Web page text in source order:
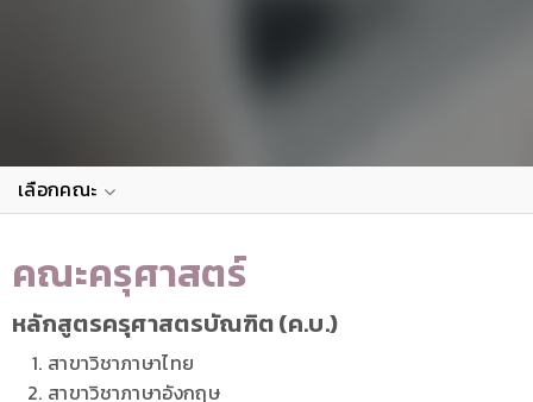
เลือกคณะ
คณะครุศาสตร์
หลักสูตรครุศาสตรบัณฑิต (ค.บ.)
สาขาวิชาภาษาไทย
สาขาวิชาภาษาอังกฤษ